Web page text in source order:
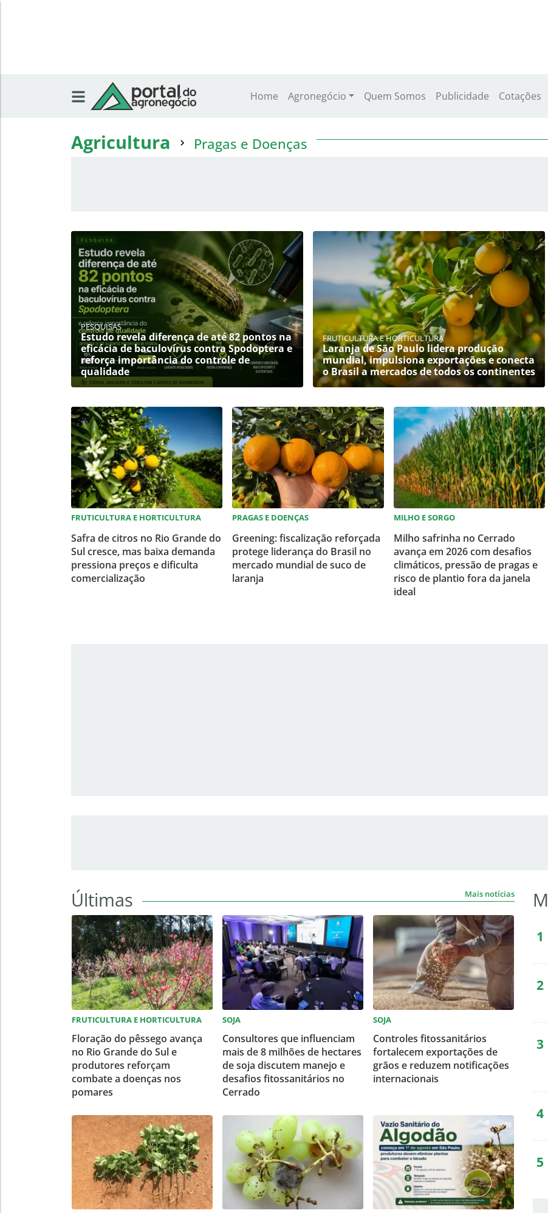
Home Agronegócio Quem Somos Publicidade Cotações
Agricultura Pragas e Doenças
PESQUISAS
Estudo revela diferença de até 82 pontos na
eficácia de baculovírus contra Spodoptera e
reforça importância do controle de
qualidade
FRUTICULTURA E HORTICULTURA
Laranja de São Paulo lidera produção
mundial, impulsiona exportações e conecta
o Brasil a mercados de todos os continentes
FRUTICULTURA E HORTICULTURA
Safra de citros no Rio Grande do
Sul cresce, mas baixa demanda
pressiona preços e dificulta
comercialização
PRAGAS E DOENÇAS
Greening: fiscalização reforçada
protege liderança do Brasil no
mercado mundial de suco de
laranja
MILHO E SORGO
Milho safrinha no Cerrado
avança em 2026 com desafios
climáticos, pressão de pragas e
risco de plantio fora da janela
ideal
Últimas Mais notícias
FRUTICULTURA E HORTICULTURA
Floração do pêssego avança
no Rio Grande do Sul e
produtores reforçam
combate a doenças nos
pomares
SOJA
Consultores que influenciam
mais de 8 milhões de hectares
de soja discutem manejo e
desafios fitossanitários no
Cerrado
SOJA
Controles fitossanitários
fortalecem exportações de
grãos e reduzem notificações
internacionais